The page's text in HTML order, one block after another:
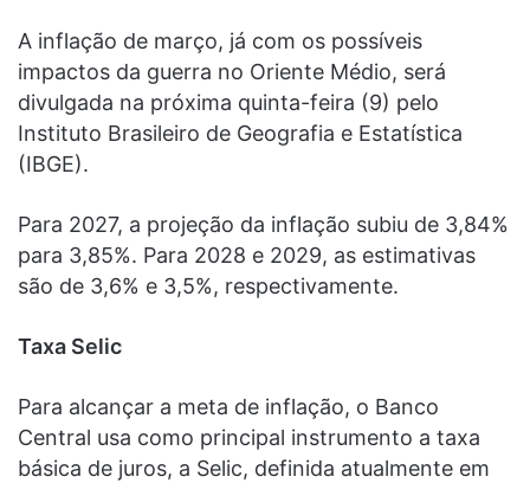
A inflação de março, já com os possíveis
impactos da guerra no Oriente Médio, será
divulgada na próxima quinta-feira (9) pelo
Instituto Brasileiro de Geografia e Estatística
(IBGE).
Para 2027, a projeção da inflação subiu de 3,84%
para 3,85%. Para 2028 e 2029, as estimativas
são de 3,6% e 3,5%, respectivamente.
Taxa Selic
Para alcançar a meta de inflação, o Banco
Central usa como principal instrumento a taxa
básica de juros, a Selic, definida atualmente em